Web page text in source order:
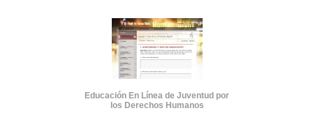
Educación En Línea de Juventud por
los Derechos Humanos